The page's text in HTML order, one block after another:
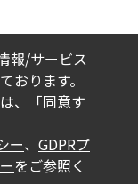
びその他す
いでくださ
り、何らか
は一切の保
変更の結
しても、弊
いません。
報/サービス
おります。
、「同意す
ー、 GDPRプ
をご参照く